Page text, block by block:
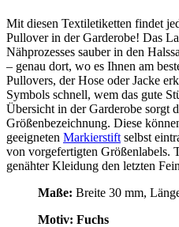
Mit diesen Textiletiketten findet
Pullover in der Garderobe! Das
Nähprozesses sauber in den
– genau dort, wo es Ihnen am
Pullovers, der Hose oder Jacke
Symbols schnell, wem das gute
Übersicht in der Garderobe sorgt
Größenbezeichnung. Diese
geeigneten Markierstift selbst
von vorgefertigten Größenlabels.
genähter Kleidung den letzten
Maße: Breite 30 mm,
Motiv: Fuchs